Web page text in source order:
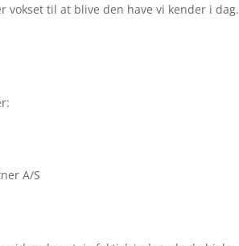
vokset til at blive den have vi kender i dag.